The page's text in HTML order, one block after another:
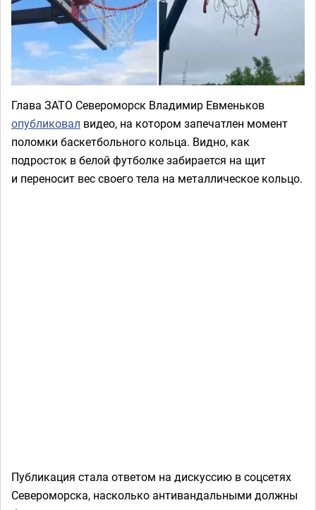
Глава ЗАТО Североморск Владимир Евменьков
опубликовал видео, на котором запечатлен момент
поломки баскетбольного кольца. Видно, как
подросток в белой футболке забирается на щит
и переносит вес своего тела на металлическое кольцо.
Публикация стала ответом на дискуссию в соцсетях
Североморска, насколько антивандальными должны